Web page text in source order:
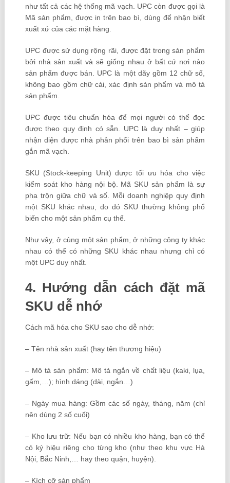
như tất cả các hệ thống mã vạch. UPC còn được gọi là
Mã sản phẩm, được in trên bao bì, dùng để nhận biết
xuất xứ của các mặt hàng.
UPC được sử dụng rộng rãi, được đặt trong sản phẩm
bởi nhà sản xuất và sẽ giống nhau ở bất cứ nơi nào
sản phẩm được bán. UPC là một dãy gồm 12 chữ số,
không bao gồm chữ cái, xác định sản phẩm và mô tả
sản phẩm.
UPC được tiêu chuẩn hóa để mọi người có thể đọc
được theo quy định có sẵn. UPC là duy nhất – giúp
nhận diện được nhà phân phối trên bao bì sản phẩm
gắn mã vạch.
SKU (Stock-keeping Unit) được tối ưu hóa cho việc
kiểm soát kho hàng nội bộ. Mã SKU sản phẩm là sự
pha trộn giữa chữ và số. Mỗi doanh nghiệp quy định
một SKU khác nhau, do đó SKU thường không phổ
biến cho một sản phẩm cụ thể.
Như vậy, ở cùng một sản phẩm, ở những công ty khác
nhau có thể có những SKU khác nhau nhưng chỉ có
một UPC duy nhất.
4. Hướng dẫn cách đặt mã
SKU dễ nhớ
Cách mã hóa cho SKU sao cho dễ nhớ:
– Tên nhà sản xuất (hay tên thương hiệu)
– Mô tả sản phẩm: Mô tả ngắn về chất liệu (kaki, lụa,
gấm,…); hình dáng (dài, ngắn…)
– Ngày mua hàng: Gồm các số ngày, tháng, năm (chỉ
nên dùng 2 số cuối)
– Kho lưu trữ: Nếu bạn có nhiều kho hàng, bạn có thể
có ký hiệu riêng cho từng kho (như theo khu vực Hà
Nội, Bắc Ninh,… hay theo quận, huyện).
– Kích cỡ sản phẩm